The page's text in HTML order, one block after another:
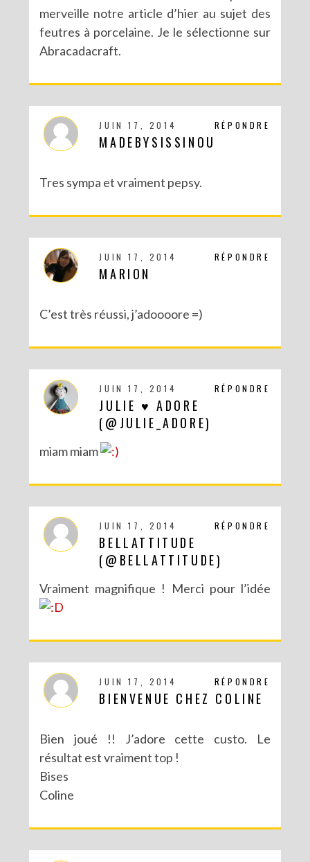
DIY : UN COUCOU SUISSE DES TEMPS MODERNES
DIY MES CORBEILLES DE BUREAU DENTELLÉES
DIY : LES POMPONS MATRIOCHKA
merveille notre article d’hier au sujet des
feutres à porcelaine. Je le sélectionne sur
Abracadacraft.
RÉPONDRE
JUIN 17, 2014
MADEBYSISSINOU
Tres sympa et vraiment pepsy.
RÉPONDRE
JUIN 17, 2014
MARION
C’est très réussi, j’adoooore =)
RÉPONDRE
JUIN 17, 2014
JULIE ♥ ADORE
(@JULIE_ADORE)
miam miam
RÉPONDRE
JUIN 17, 2014
BELLATTITUDE
(@BELLATTITUDE)
Vraiment magnifique ! Merci pour l’idée
RÉPONDRE
JUIN 17, 2014
BIENVENUE CHEZ COLINE
Bien joué !! J’adore cette custo. Le
résultat est vraiment top !
Bises
Coline